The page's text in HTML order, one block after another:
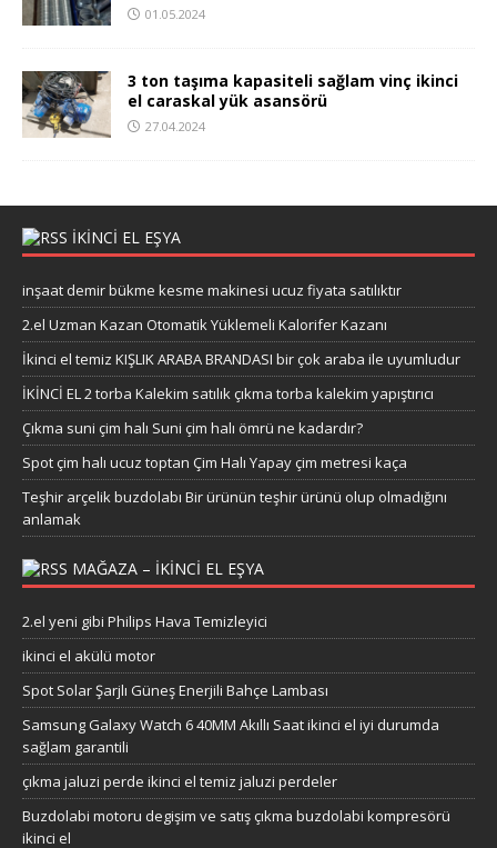
01.05.2024
3 ton taşıma kapasiteli sağlam vinç ikinci
el caraskal yük asansörü
27.04.2024
IKINCI EL EŞYA
inşaat demir bükme kesme makinesi ucuz fiyata satılıktır
2.el Uzman Kazan Otomatik Yüklemeli Kalorifer Kazanı
İkinci el temiz KIŞLIK ARABA BRANDASI bir çok araba ile uyumludur
İKİNCİ EL 2 torba Kalekim satılık çıkma torba kalekim yapıştırıcı
Çıkma suni çim halı Suni çim halı ömrü ne kadardır?
Spot çim halı ucuz toptan Çim Halı Yapay çim metresi kaça
Teşhir arçelik buzdolabı Bir ürünün teşhir ürünü olup olmadığını
anlamak
MAĞAZA – IKINCI EL EŞYA
2.el yeni gibi Philips Hava Temizleyici
ikinci el akülü motor
Spot Solar Şarjlı Güneş Enerjili Bahçe Lambası
Samsung Galaxy Watch 6 40MM Akıllı Saat ikinci el iyi durumda
sağlam garantili
çıkma jaluzi perde ikinci el temiz jaluzi perdeler
Buzdolabi motoru degişim ve satış çıkma buzdolabi kompresörü
ikinci el